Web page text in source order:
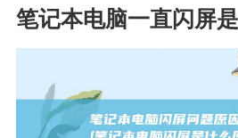
笔记本电脑一直闪屏